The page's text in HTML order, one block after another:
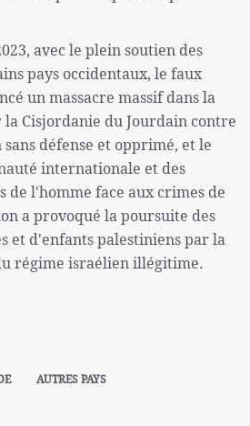
avec le plein soutien des
pays occidentaux, le faux
un massacre massif dans la
la Cisjordanie du Jourdain contre
défense et opprimé, et le
internationale et des
de l'homme face aux crimes de
a provoqué la poursuite des
et d'enfants palestiniens par la
régime israélien illégitime.
AUTRES PAYS